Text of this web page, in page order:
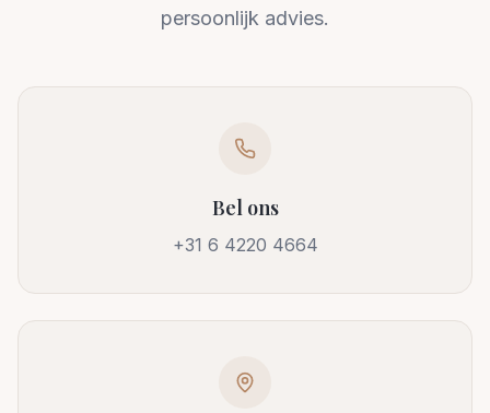
persoonlijk advies.
Bel ons
+31 6 4220 4664